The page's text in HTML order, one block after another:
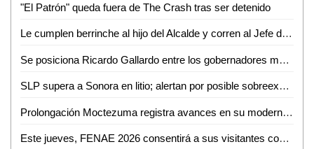
"El Patrón" queda fuera de The Crash tras ser detenido
Le cumplen berrinche al hijo del Alcalde y corren al Jefe de la GCE
Se posiciona Ricardo Gallardo entre los gobernadores mejor evaluados del país
SLP supera a Sonora en litio; alertan por posible sobreexplotación
Prolongación Moctezuma registra avances en su modernización
Este jueves, FENAE 2026 consentirá a sus visitantes con enchiladas y bebidas gratis